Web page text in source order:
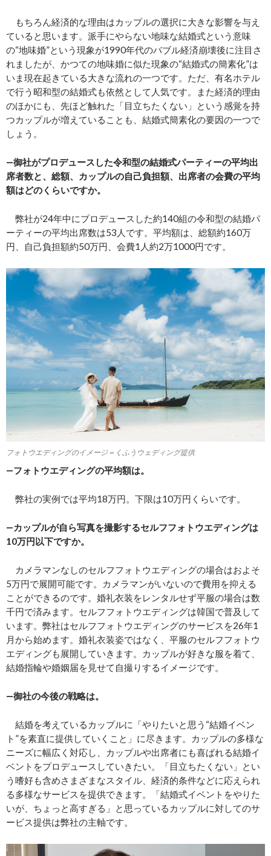
もちろん経済的な理由はカップルの選択に大きな影響を与え
ていると思います。派手にやらない地味な結婚式という意味
の“地味婚”という現象が1990年代のバブル経済崩壊後に注目さ
れましたが、かつての地味婚に似た現象の“結婚式の簡素化”は
いま現在起きている大きな流れの一つです。ただ、有名ホテル
で行う昭和型の結婚式も依然として人気です。また経済的理由
のほかにも、先ほど触れた「目立ちたくない」という感覚を持
つカップルが増えていることも、結婚式簡素化の要因の一つで
しょう。
―御社がプロデュースした令和型の結婚式パーティーの平均出
席者数と、総額、カップルの自己負担額、出席者の会費の平均
額はどのくらいですか。
弊社が24年中にプロデュースした約140組の令和型の結婚パ
ーティーの平均出席数は53人です。平均額は、総額約160万
円、自己負担額約50万円、会費1人約2万1000円です。
フォトウエディングのイメージ＝くふうウェディング提供
―フォトウエディングの平均額は。
弊社の実例では平均18万円。下限は10万円くらいです。
―カップルが自ら写真を撮影するセルフフォトウエディングは
10万円以下ですか。
カメラマンなしのセルフフォトウエディングの場合はおよそ
5万円で展開可能です。カメラマンがいないので費用を抑える
ことができるのです。婚礼衣装をレンタルせず平服の場合は数
千円で済みます。セルフフォトウエディングは韓国で普及して
います。弊社はセルフフォトウエディングのサービスを26年1
月から始めます。婚礼衣装姿ではなく、平服のセルフフォトウ
エディングも展開していきます。カップルが好きな服を着て、
結婚指輪や婚姻届を見せて自撮りするイメージです。
―御社の今後の戦略は。
結婚を考えているカップルに「やりたいと思う“結婚イベン
ト”を素直に提供していくこと」に尽きます。カップルの多様な
ニーズに幅広く対応し、カップルや出席者にも喜ばれる結婚イ
ベントをプロデュースしていきたい。「目立ちたくない」とい
う嗜好も含めさまざまなスタイル、経済的条件などに応えられ
る多様なサービスを提供できます。「結婚式イベントをやりた
いが、ちょっと高すぎる」と思っているカップルに対してのサ
ービス提供は弊社の主軸です。